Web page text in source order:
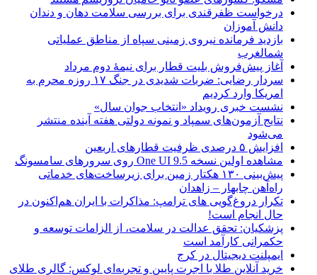
درخواست ظفرقندی برای بررسی سلامت دهان و دندان
دانش آموزان
بازدید فرمانده نیروی زمینی سپاه از مناطق عملیاتی
شمالغرب
آغاز پیش‌فروش بلیت قطار برای نیمۀ دوم مرداد
سردار رضایی: ضربات شدیدی در جنگ ۱۷ روزه محرم به
امریکا وارد کردیم
نشست خبری رویداد «انتخاب جوان سال»
نتایج آزمون‌های سمپاد و نمونه دولتی هفته آینده منتشر
می‌شود
افزایش ۵ درصدی ظرفیت قطارهای اربعین
مشاهده اولین نسخه One UI 9.5 روی سرورهای سامسونگ
پیش‌بینی ۱۳۰ هکتار زمین برای زیرساخت‌های خدماتی
راه‌آهن چابهار – زاهدان
تکرار دروغ‌گویی های ترامپ: مذاکرات با ایران هم‌اکنون در
حال انجام است!
پزشکیان: تحقق عدالت در سلامت، از الزامات توسعه و
حکمرانی کارآمد است
ایمپلنت دیجیتال در کرج
خرید آنلاین طلا با اجرت پایین و تجربه‌ای لوکس: گالری طلای